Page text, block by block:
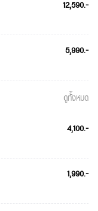
12,590.-
5,990.-
ดูทั้งหมด
4,100.-
1,990.-